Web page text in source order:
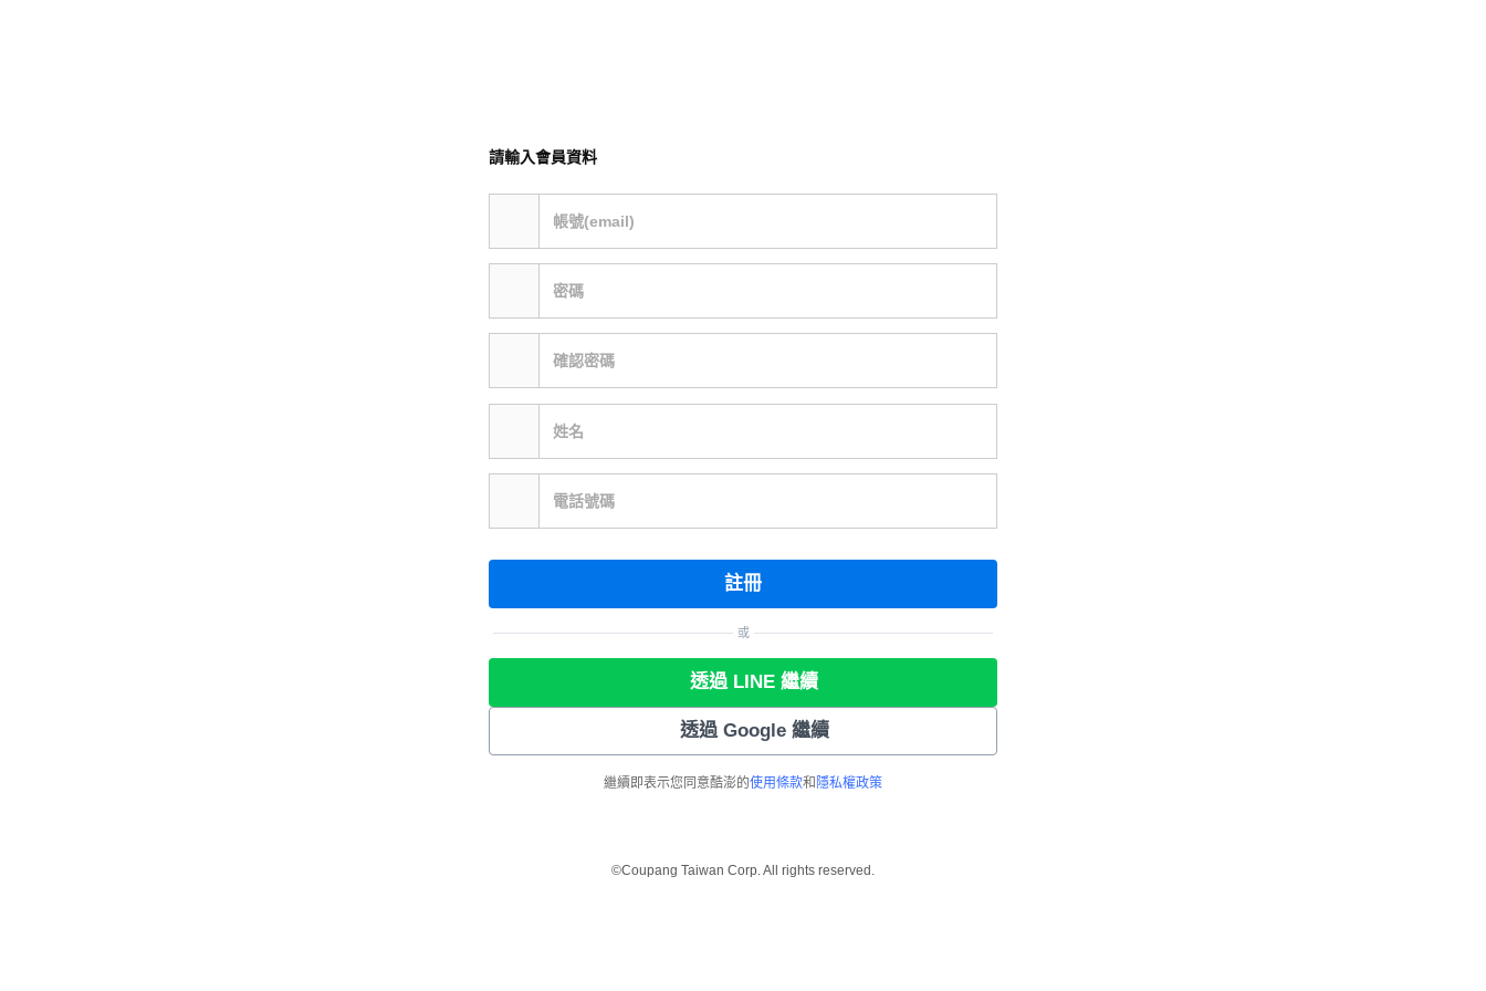
請輸入會員資料
帳號(email)
密碼
確認密碼
姓名
電話號碼
註冊
或
透過 LINE 繼續
透過 Google 繼續
繼續即表示您同意酷澎的使用條款和 隱私權政策
©Coupang Taiwan Corp. All rights reserved.